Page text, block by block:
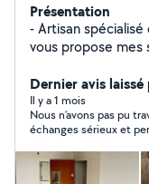
Présentation
- Artisan
vous propose mes
Prestations : * Cloisons, doublages et faux plafonds en
placo * Pose tout
coulissante) *
bandes et
plafonds * Pose
de parquet, PVC, plinthes
Dernier avis
Il y a 1 mois
Nous n’avons pas pu
échanges sérieux et